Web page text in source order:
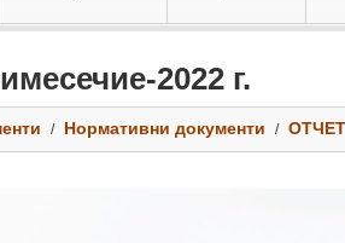
2022 г.
Нормативни документи ОТЧЕТ